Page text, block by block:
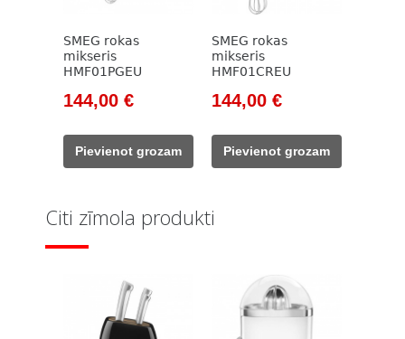
SMEG rokas
mikseris
HMF01PGEU
Original
was:
165,00 €.
144,00 €Current
144,00 €.
Pievienot grozam
SMEG rokas
mikseris
HMF01CREU
Original
was:
178,00 €.
144,00 €Current
144,00 €.
Pievienot grozam
Citi zīmola produkti